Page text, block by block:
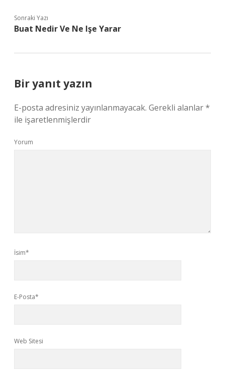
Sonraki Yazı
Buat Nedir Ve Ne Işe Yarar
Bir yanıt yazın
E-posta adresiniz yayınlanmayacak. Gerekli alanlar*
ile işaretlenmişlerdir
Yorum
İsim*
E-Posta*
Web Sitesi